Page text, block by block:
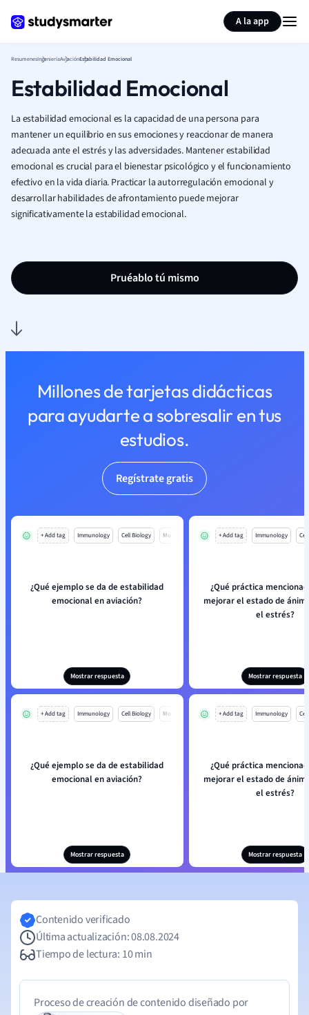
A la app
ResumenesIngenieríaAviaciónEstabilidad Emocional
Estabilidad Emocional
La estabilidad emocional es la capacidad de una persona para
mantener un equilibrio en sus emociones y reaccionar de manera
adecuada ante el estrés y las adversidades. Mantener estabilidad
emocional es crucial para el bienestar psicológico y el funcionamiento
efectivo en la vida diaria. Practicar la autorregulación emocional y
desarrollar habilidades de afrontamiento puede mejorar
significativamente la estabilidad emocional.
Pruéablo tú mismo
Millones de tarjetas didácticas
para ayudarte a sobresalir en tus
estudios.
Regístrate gratis
+ Add tag Immunology Cell Biology Mo
¿Qué ejemplo se da de estabilidad
emocional en aviación?
Mostrar respuesta
+ Add tag Immunology
¿Qué práctica
mejorar el estado de
el estrés?
Mostrar respuesta
+ Add tag Immunology Cell Biology Mo
¿Qué ejemplo se da de estabilidad
emocional en aviación?
Mostrar respuesta
+ Add tag Immunology
¿Qué práctica
mejorar el estado de
el estrés?
Mostrar respuesta
Resumir página
Contenido verificado
Última actualización: 08.08.2024
Tiempo de lectura: 10 min
Proceso de creación de contenido diseñado por